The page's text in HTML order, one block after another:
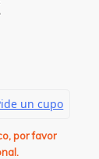
por favor